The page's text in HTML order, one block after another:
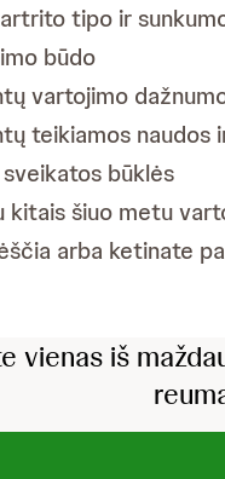
tipo ir
būdo
vartojimo
teikiamos naudos
būklės
kitais šiuo metu
arba ketinate
vienas iš